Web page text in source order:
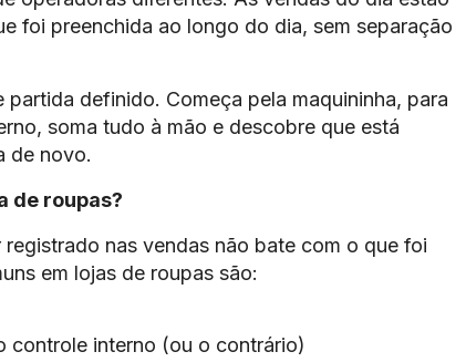
foi preenchida ao longo do dia, sem separação
definido. Começa pela maquininha, para
soma tudo à mão e descobre que está
de novo.
de roupas?
nas vendas não bate com o que foi
em lojas de roupas são:
controle interno (ou o contrário)